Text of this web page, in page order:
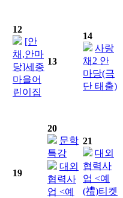
12
[안
채,안마
당]세종
마을어
린이집
13
14
사랑
채2 안
마당(극
단 태출)
19
20
문학
특강
대외
협력사
업 <예
21
대외
협력사
업 <예
(禮)티켓